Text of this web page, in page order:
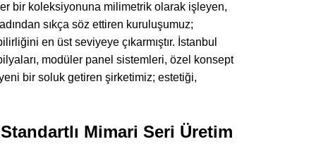
bir koleksiyonuna milimetrik olarak işleyen,
sıkça söz ettiren kuruluşumuz;
en üst seviyeye çıkarmıştır. İstanbul
modüler panel sistemleri, özel konsept
bir soluk getiren şirketimiz; estetiği,
Mimari Seri Üretim